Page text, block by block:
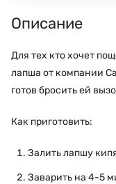
Описание
Для тех кто хочет
лапша от компании
готов бросить ей
Как приготовить:
Залить лапшу
Заварить на 4-5